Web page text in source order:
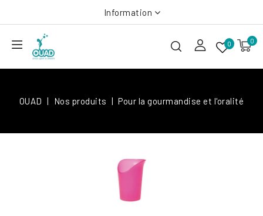
Information
0
0
OUAD Nos produits Pour la gourmandise et l'oralité